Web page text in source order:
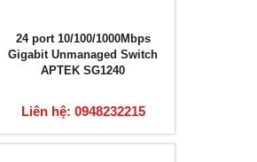
24 port 10/100/1000Mbps
Gigabit Unmanaged Switch
APTEK SG1240
Liên hệ: 0948232215